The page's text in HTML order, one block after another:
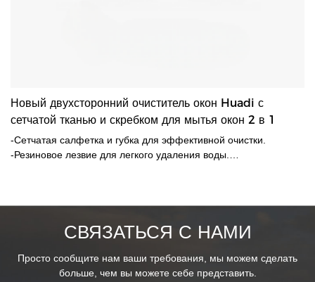
Новый двухсторонний очиститель окон Huadi с
сетчатой ​​тканью и скребком для мытья окон 2 в 1
-Сетчатая салфетка и губка для эффективной очистки.
-Резиновое лезвие для легкого удаления воды.
СВЯЗАТЬСЯ С НАМИ
Просто сообщите нам ваши требования, мы можем сделать
больше, чем вы можете себе представить.